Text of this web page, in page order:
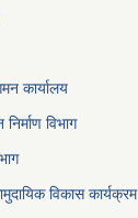
कार्यालय
विभाग
विकास कार्यक्रम